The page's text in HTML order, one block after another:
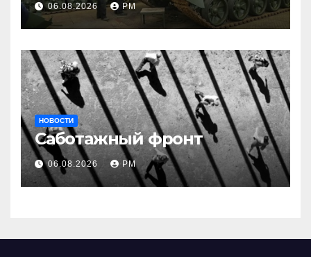
06.08.2026 РМ
НОВОСТИ
Саботажный фронт
06.08.2026 РМ